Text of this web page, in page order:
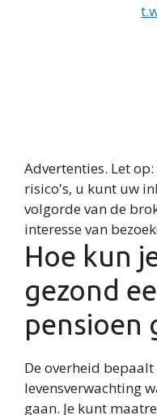
Advertenties. Let
risico's, u kunt uw
volgorde van de
interesse van
Hoe kun
gezond
pensioen
De overheid
levensverwachting
gaan. Je kunt